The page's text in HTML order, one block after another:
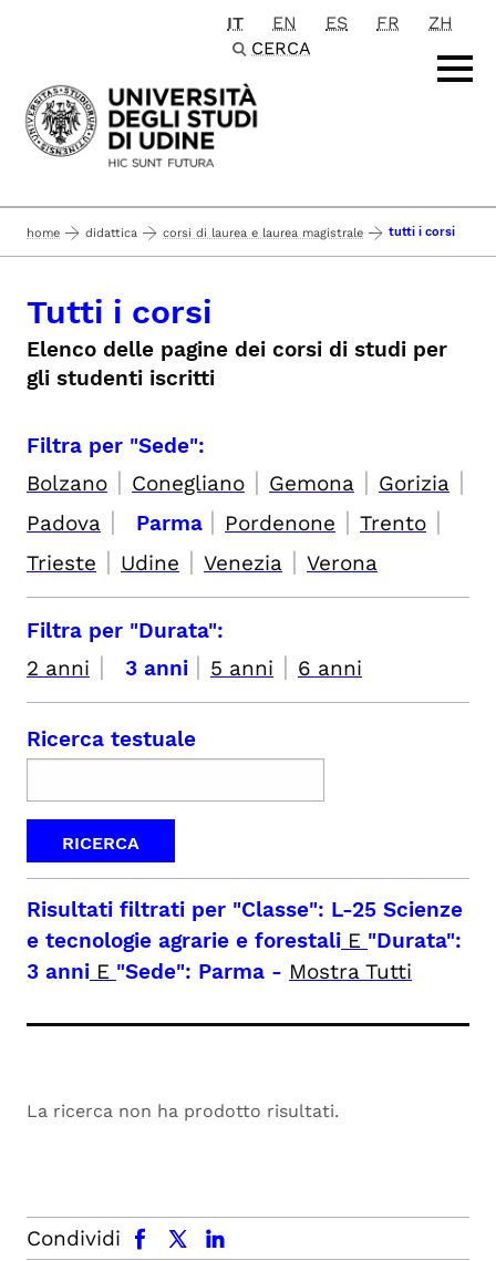
Passa al contenuto principale
IT EN ES FR
ZH
CERCA
home didattica corsi di laurea e laurea magistrale tutti i corsi
Tutti i corsi
Elenco delle pagine dei corsi di studi per
gli studenti iscritti
Filtra per "Sede":
Bolzano | Conegliano | Gemona | Gorizia |
Padova | Parma | Pordenone | Trento |
Trieste | Udine | Venezia | Verona
Filtra per "Durata":
2 anni | 3 anni | 5 anni | 6 anni
Ricerca testuale
Risultati filtrati per "Classe": L-25 Scienze
e tecnologie agrarie e forestali E "Durata":
3 anni E "Sede": Parma - Mostra Tutti
La ricerca non ha prodotto risultati.
Condividi
facebook x.com linkedin